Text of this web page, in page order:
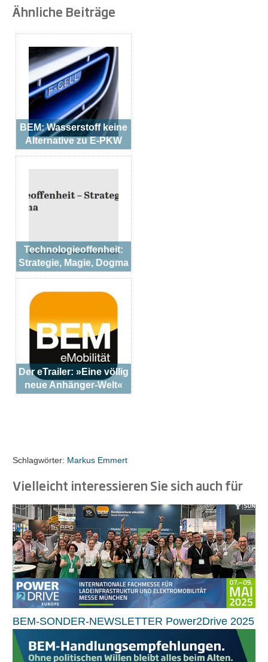
Ähnliche Beiträge
BEM: Wasserstoff keine
Alternative zu E-PKW
Technologieoffenheit:
Strategie, Magie, Dogma
Der eTrailer: »Eine völlig
neue Anhänger-Welt«
Schlagwörter: Markus Emmert
Vielleicht interessieren Sie sich auch für
BEM-SONDER-NEWSLETTER Power2Drive 2025